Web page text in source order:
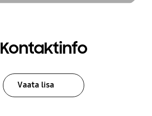
Kontaktinfo
Vaata lisa